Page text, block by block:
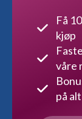
Få
kjøp
våre
på